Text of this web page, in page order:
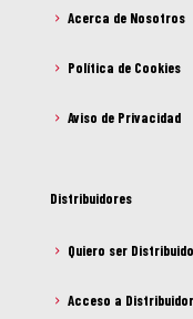
Acerca de Nosotros
Política de Cookies
Aviso de Privacidad
Distribuidores
Quiero ser
Acceso a